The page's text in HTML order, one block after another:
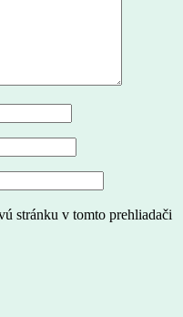
stránku v tomto prehliadači